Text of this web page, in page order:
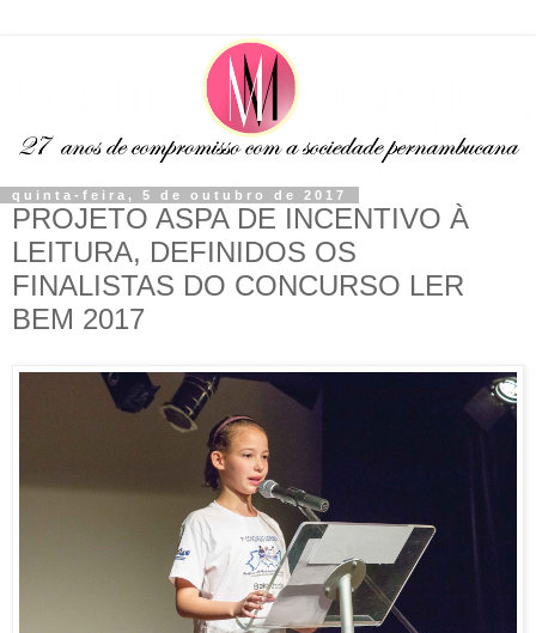
quinta-feira, 5 de outubro de 2017
PROJETO ASPA DE INCENTIVO À
LEITURA, DEFINIDOS OS
FINALISTAS DO CONCURSO LER
BEM 2017